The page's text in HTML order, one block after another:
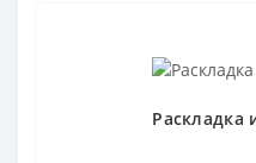
Раскладка